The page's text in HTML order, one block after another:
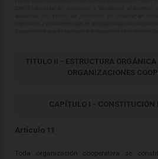
TÍTULO II - ESTRUCTURA
ORGANIZACIONES
CAPÍTULO I - CONSTITUCIÓN
Artículo 11
Toda organización cooperativa se